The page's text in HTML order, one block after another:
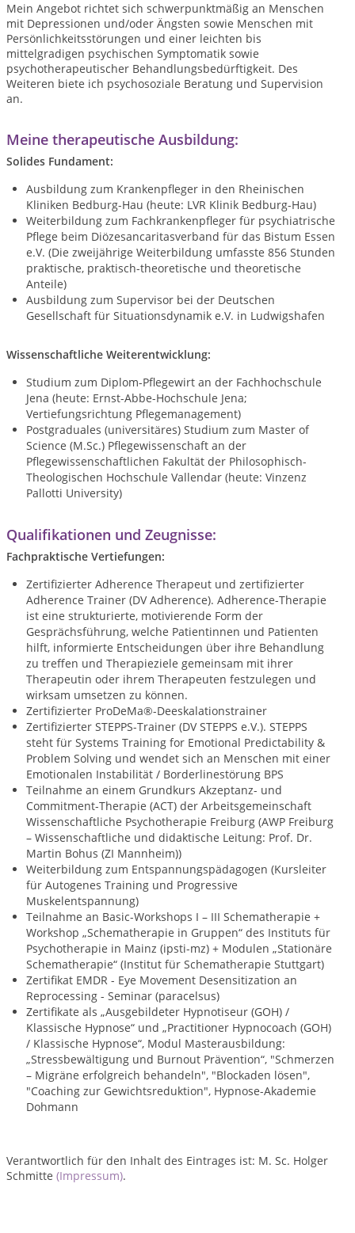
Mein Angebot richtet sich schwerpunktmäßig an Menschen
mit Depressionen und/oder Ängsten sowie Menschen mit
Persönlichkeitsstörungen und einer leichten bis
mittelgradigen psychischen Symptomatik sowie
psychotherapeutischer Behandlungsbedürftigkeit. Des
Weiteren biete ich psychosoziale Beratung und Supervision
an.
Meine therapeutische Ausbildung:
Solides Fundament:
Ausbildung zum Krankenpfleger in den Rheinischen
Kliniken Bedburg-Hau (heute: LVR Klinik Bedburg-Hau)
Weiterbildung zum Fachkrankenpfleger für psychiatrische
Pflege beim Diözesancaritasverband für das Bistum Essen
e.V. (Die zweijährige Weiterbildung umfasste 856 Stunden
praktische, praktisch-theoretische und theoretische
Anteile)
Ausbildung zum Supervisor bei der Deutschen
Gesellschaft für Situationsdynamik e.V. in Ludwigshafen
Wissenschaftliche Weiterentwicklung:
Studium zum Diplom-Pflegewirt an der Fachhochschule
Jena (heute: Ernst-Abbe-Hochschule Jena;
Vertiefungsrichtung Pflegemanagement)
Postgraduales (universitäres) Studium zum Master of
Science (M.Sc.) Pflegewissenschaft an der
Pflegewissenschaftlichen Fakultät der Philosophisch-
Theologischen Hochschule Vallendar (heute: Vinzenz
Pallotti University)
Qualifikationen und Zeugnisse:
Fachpraktische Vertiefungen:
Zertifizierter Adherence Therapeut und zertifizierter
Adherence Trainer (DV Adherence). Adherence-Therapie
ist eine strukturierte, motivierende Form der
Gesprächsführung, welche Patientinnen und Patienten
hilft, informierte Entscheidungen über ihre Behandlung
zu treffen und Therapieziele gemeinsam mit ihrer
Therapeutin oder ihrem Therapeuten festzulegen und
wirksam umsetzen zu können.
Zertifizierter ProDeMa®-Deeskalationstrainer
Zertifizierter STEPPS-Trainer (DV STEPPS e.V.). STEPPS
steht für Systems Training for Emotional Predictability &
Problem Solving und wendet sich an Menschen mit einer
Emotionalen Instabilität / Borderlinestörung BPS
Teilnahme an einem Grundkurs Akzeptanz- und
Commitment-Therapie (ACT) der Arbeitsgemeinschaft
Wissenschaftliche Psychotherapie Freiburg (AWP Freiburg
– Wissenschaftliche und didaktische Leitung: Prof. Dr.
Martin Bohus (ZI Mannheim))
Weiterbildung zum Entspannungspädagogen (Kursleiter
für Autogenes Training und Progressive
Muskelentspannung)
Teilnahme an Basic-Workshops I – III Schematherapie +
Workshop „Schematherapie in Gruppen“ des Instituts für
Psychotherapie in Mainz (ipsti-mz) + Modulen „Stationäre
Schematherapie“ (Institut für Schematherapie Stuttgart)
Zertifikat EMDR - Eye Movement Desensitization an
Reprocessing - Seminar (paracelsus)
Zertifikate als „Ausgebildeter Hypnotiseur (GOH) /
Klassische Hypnose“ und „Practitioner Hypnocoach (GOH)
/ Klassische Hypnose“, Modul Masterausbildung:
„Stressbewältigung und Burnout Prävention“, "Schmerzen
– Migräne erfolgreich behandeln", "Blockaden lösen",
"Coaching zur Gewichtsreduktion", Hypnose-Akademie
Dohmann
Verantwortlich für den Inhalt des Eintrages ist: M. Sc. Holger
Schmitte (Impressum).